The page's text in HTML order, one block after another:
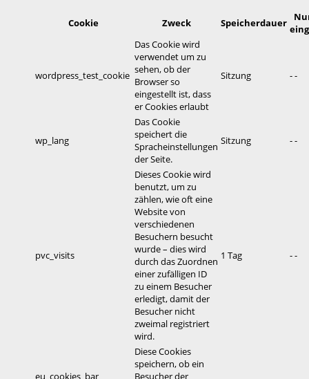
Cookie Zweck Speicherdauer
wordpress_test_cookie
Das Cookie wird
verwendet um zu
sehen, ob der
Browser so
eingestellt ist, dass
er Cookies erlaubt
Sitzung - -
wp_lang
Das Cookie
speichert die
Spracheinstellungen
der Seite.
Sitzung - -
pvc_visits
Dieses Cookie wird
benutzt, um zu
zählen, wie oft eine
Website von
verschiedenen
Besuchern besucht
wurde – dies wird
durch das Zuordnen
einer zufälligen ID
zu einem Besucher
erledigt, damit der
Besucher nicht
zweimal registriert
wird.
1 Tag - -
eu_cookies_bar
Diese Cookies
speichern, ob ein
Besucher der